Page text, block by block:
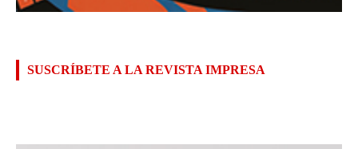
SUSCRÍBETE A LA REVISTA IMPRESA